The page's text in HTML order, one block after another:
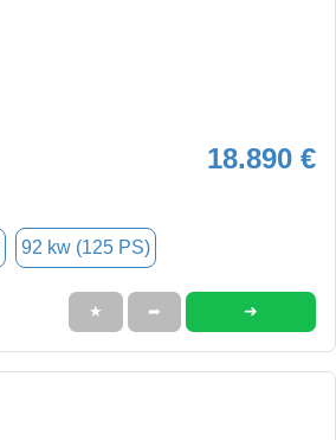
18.890 €
92 kw (125 PS)
★ ➦ ➜